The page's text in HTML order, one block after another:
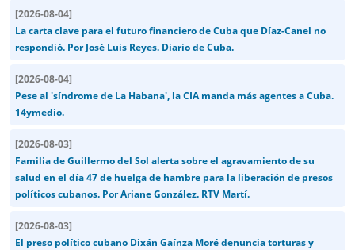
[2026-08-04]
La carta clave para el futuro financiero de Cuba que Díaz-Canel no
respondió. Por José Luis Reyes. Diario de Cuba.
[2026-08-04]
Pese al 'síndrome de La Habana', la CIA manda más agentes a Cuba.
14ymedio.
[2026-08-03]
Familia de Guillermo del Sol alerta sobre el agravamiento de su
salud en el día 47 de huelga de hambre para la liberación de presos
políticos cubanos. Por Ariane González. RTV Martí.
[2026-08-03]
El preso político cubano Dixán Gaínza Moré denuncia torturas y